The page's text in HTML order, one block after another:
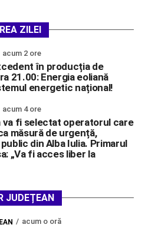
ZILEI
acum 2 ore
în producția de
21.00: Energia eoliană
energetic național!
acum 4 ore
va fi selectat operatorul care
măsură de urgență,
din Alba Iulia. Primarul
„Va fi acces liber la
JUDEȚEAN
acum o oră